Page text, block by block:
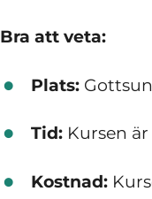
Bra att veta:
Plats:
Tid: Kursen
Kostnad: